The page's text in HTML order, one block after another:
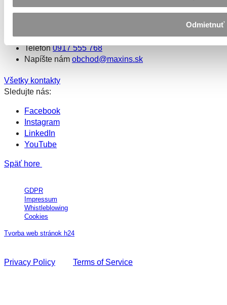
Odmietnuť
Na stiahnutie
Telefón 0917 555 768
Napíšte nám obchod@maxins.sk
Všetky kontakty
Sledujte nás:
Facebook
Instagram
LinkedIn
YouTube
Späť hore
GDPR
Impressum
Whistleblowing
Cookies
Tvorba web stránok h24
Privacy Policy
Terms of Service